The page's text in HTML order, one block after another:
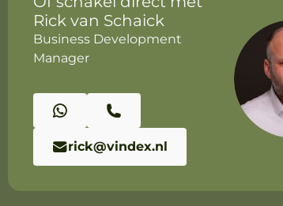
Rick van Schaick
Business Development
Manager
rick@vindex.nl